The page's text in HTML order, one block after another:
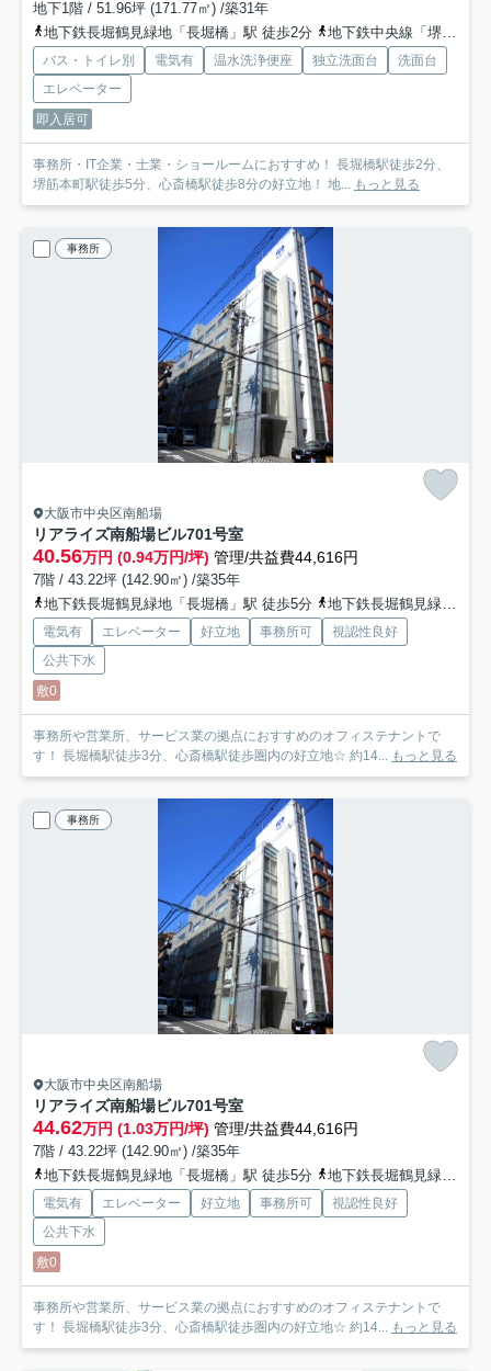
地下1階 / 51.96坪 (171.77㎡) /築31年
地下鉄長堀鶴見緑地「長堀橋」駅 徒歩2分
地下鉄中央線「堺筋本町」駅 徒歩6分
バス・トイレ別 電気有 温水洗浄便座 独立洗面台
洗面台
エレベーター
即入居可
事務所・IT企業・士業・ショールームにおすすめ！ 長堀橋駅徒歩2分、
堺筋本町駅徒歩5分、心斎橋駅徒歩8分の好立地！ 地... もっと見る
事務所
大阪市中央区南船場
リアライズ南船場ビル701号室
40.56万円 (0.94万円/坪) 管理/共益費44,616円
7階 / 43.22坪 (142.90㎡) /築35年
地下鉄長堀鶴見緑地「長堀橋」駅 徒歩5分
地下鉄長堀鶴見緑地「松屋町」駅 徒歩9分
電気有 エレベーター 好立地 事務所可
視認性良好
公共下水
敷0
事務所や営業所、サービス業の拠点におすすめのオフィステナントで
す！ 長堀橋駅徒歩3分、心斎橋駅徒歩圏内の好立地☆ 約14... もっと見る
事務所
大阪市中央区南船場
リアライズ南船場ビル701号室
44.62万円 (1.03万円/坪) 管理/共益費44,616円
7階 / 43.22坪 (142.90㎡) /築35年
地下鉄長堀鶴見緑地「長堀橋」駅 徒歩5分
地下鉄長堀鶴見緑地「松屋町」駅 徒歩9分
電気有 エレベーター 好立地 事務所可
視認性良好
公共下水
敷0
事務所や営業所、サービス業の拠点におすすめのオフィステナントで
す！ 長堀橋駅徒歩3分、心斎橋駅徒歩圏内の好立地☆ 約14... もっと見る